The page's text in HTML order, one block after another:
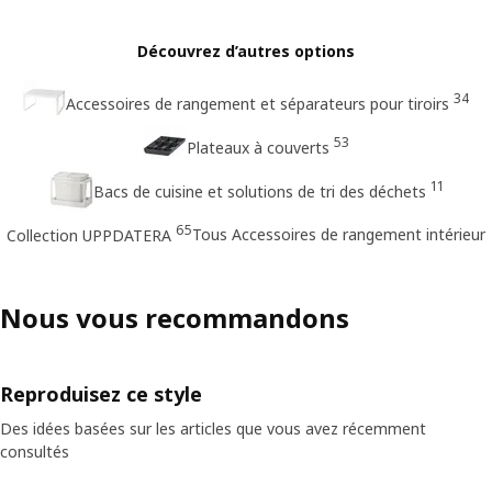
Découvrez d’autres options
Accessoires de rangement et séparateurs pour tiroirs 34
Plateaux à couverts 53
Bacs de cuisine et solutions de tri des déchets 11
Collection UPPDATERA 65Tous Accessoires de rangement intérieur
Nous vous recommandons
Reproduisez ce style
Des idées basées sur les articles que vous avez récemment
consultés